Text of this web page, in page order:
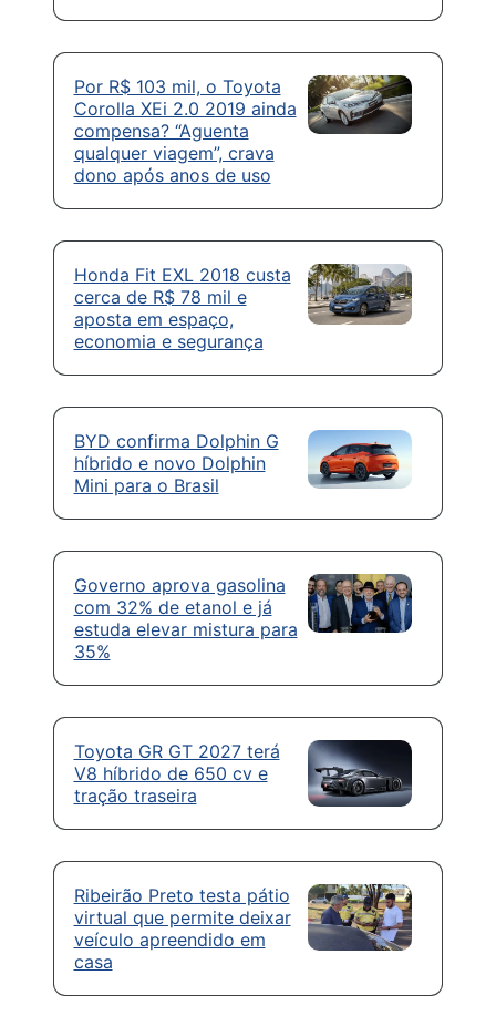
Por R$ 103 mil, o Toyota
Corolla XEi 2.0 2019 ainda
compensa? “Aguenta
qualquer viagem”, crava
dono após anos de uso
Honda Fit EXL 2018 custa
cerca de R$ 78 mil e
aposta em espaço,
economia e segurança
BYD confirma Dolphin G
híbrido e novo Dolphin
Mini para o Brasil
Governo aprova gasolina
com 32% de etanol e já
estuda elevar mistura para
35%
Toyota GR GT 2027 terá
V8 híbrido de 650 cv e
tração traseira
Ribeirão Preto testa pátio
virtual que permite deixar
veículo apreendido em
casa